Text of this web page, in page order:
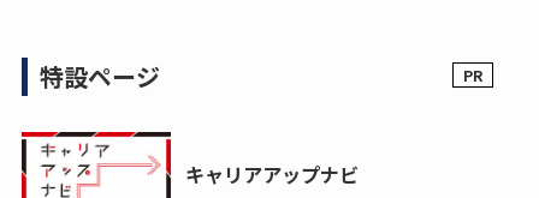
特設ページ
キャリアアップナビ